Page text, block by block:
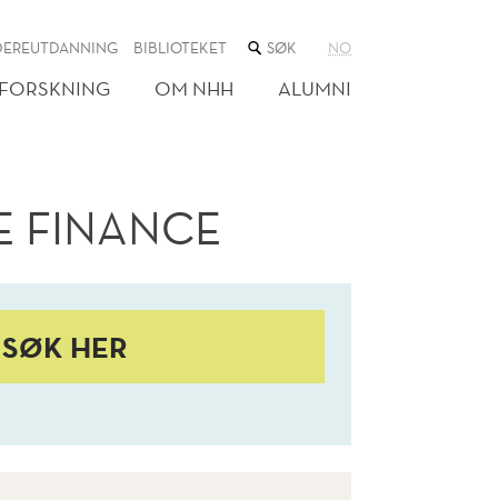
BIBLIOTEKET SØK
NETTSTEDET
NO
OM NHH ALUMNI
FINANCE
SØK HER